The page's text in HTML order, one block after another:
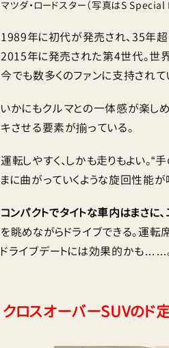
マツダ・ロードスター（写真はS
1989年に初代が発売され、35年
2015年に発売された第4世代。世
今でも数多くのファンに支持されて
いかにもクルマとの一体感が楽しめ
キさせる要素が揃っている。
運転しやすく、しかも走りもよい。“
まに曲がっていくような旋回性能が
コンパクトでタイトな車内はまさに
を眺めながらドライブできる。運転
ドライブデートには効果的かも……
クロスオーバーSUVのド